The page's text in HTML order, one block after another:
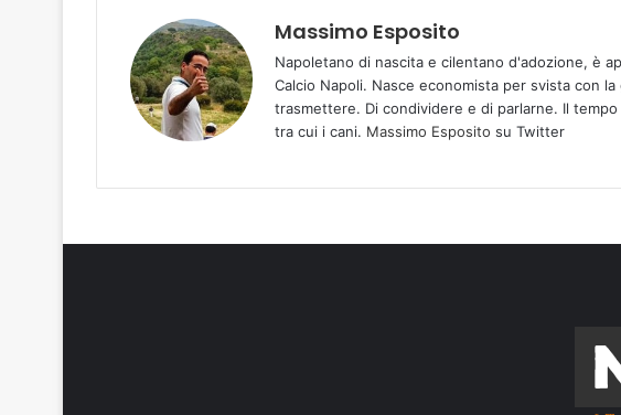
Massimo Esposito
Napoletano di nascita e cilentano d'adozione, è
Calcio Napoli. Nasce economista per svista con
trasmettere. Di condividere e di parlarne. Il
tra cui i cani. Massimo Esposito su Twitter